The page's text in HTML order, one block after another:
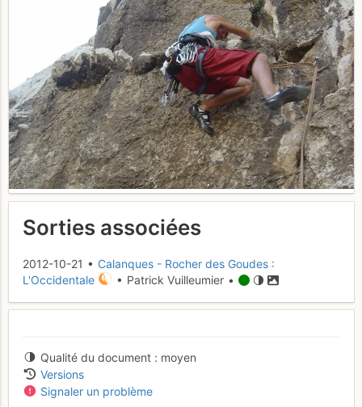
Sorties associées
2012-10-21 • Calanques - Rocher des Goudes :
L'Occidentale
• Patrick Vuilleumier •
Qualité du document
moyen
Versions
Signaler un problème